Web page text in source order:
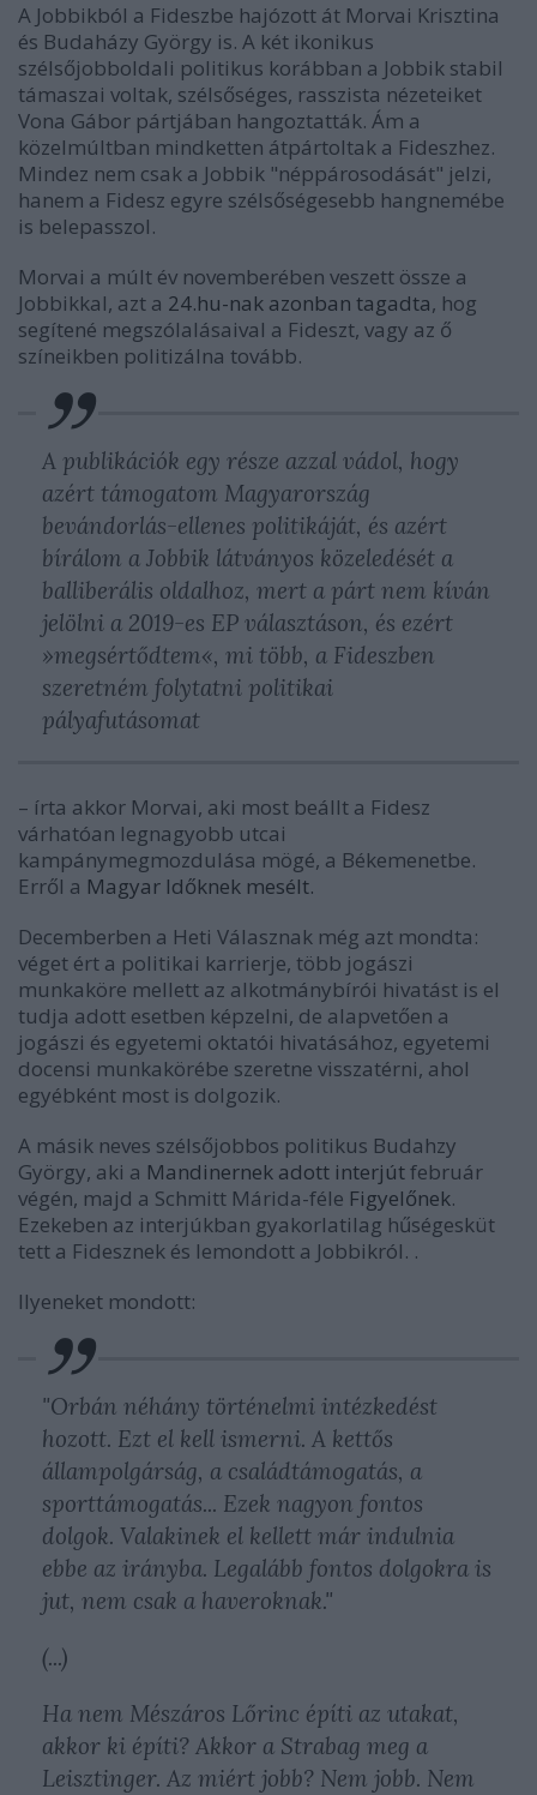
A Jobbikból a Fideszbe hajózott át Morvai Krisztina
és Budaházy György is. A két ikonikus
szélsőjobboldali politikus korábban a Jobbik stabil
támaszai voltak, szélsőséges, rasszista nézeteiket
Vona Gábor pártjában hangoztatták. Ám a
közelmúltban mindketten átpártoltak a Fideszhez.
Mindez nem csak a Jobbik "néppárosodását" jelzi,
hanem a Fidesz egyre szélsőségesebb hangnemébe
is belepasszol.
Morvai a múlt év novemberében veszett össze a
Jobbikkal, azt a 24.hu-nak azonban tagadta, hog
segítené megszólalásaival a Fideszt, vagy az ő
színeikben politizálna tovább.
A publikációk egy része azzal vádol, hogy
azért támogatom Magyarország
bevándorlás-ellenes politikáját, és azért
bírálom a Jobbik látványos közeledését a
balliberális oldalhoz, mert a párt nem kíván
jelölni a 2019-es EP választáson, és ezért
»megsértődtem«, mi több, a Fideszben
szeretném folytatni politikai
pályafutásomat
– írta akkor Morvai, aki most beállt a Fidesz
várhatóan legnagyobb utcai
kampánymegmozdulása mögé, a Békemenetbe.
Erről a Magyar Időknek mesélt.
Decemberben a Heti Válasznak még azt mondta:
véget ért a politikai karrierje, több jogászi
munkaköre mellett az alkotmánybírói hivatást is el
tudja adott esetben képzelni, de alapvetően a
jogászi és egyetemi oktatói hivatásához, egyetemi
docensi munkakörébe szeretne visszatérni, ahol
egyébként most is dolgozik.
A másik neves szélsőjobbos politikus Budahzy
György, aki a Mandinernek adott interjútfebruár
végén, majd a Schmitt Márida-féle Figyelőnek.
Ezekeben az interjúkban gyakorlatilag hűségesküt
tett a Fidesznek és lemondott a Jobbikról. .
Ilyeneket mondott:
"Orbán néhány történelmi intézkedést
hozott. Ezt el kell ismerni. A kettős
állampolgárság, a családtámogatás, a
sporttámogatás... Ezek nagyon fontos
dolgok. Valakinek el kellett már indulnia
ebbe az irányba. Legalább fontos dolgokra is
jut, nem csak a haveroknak."
(...)
Ha nem Mészáros Lőrinc építi az utakat,
akkor ki építi? Akkor a Strabag meg a
Leisztinger. Az miért jobb? Nem jobb. Nem